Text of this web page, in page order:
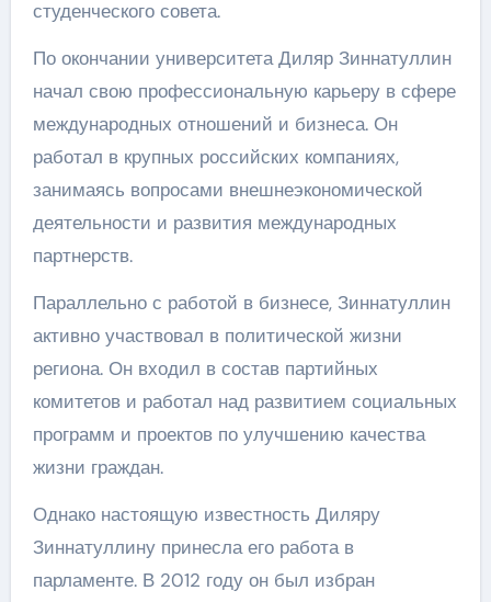
студенческого совета.
По окончании университета Диляр Зиннатуллин
начал свою профессиональную карьеру в сфере
международных отношений и бизнеса. Он
работал в крупных российских компаниях,
занимаясь вопросами внешнеэкономической
деятельности и развития международных
партнерств.
Параллельно с работой в бизнесе, Зиннатуллин
активно участвовал в политической жизни
региона. Он входил в состав партийных
комитетов и работал над развитием социальных
программ и проектов по улучшению качества
жизни граждан.
Однако настоящую известность Диляру
Зиннатуллину принесла его работа в
парламенте. В 2012 году он был избран